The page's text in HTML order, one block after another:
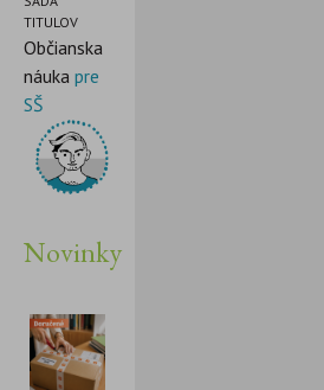
TITULOV
Občianska
náuka pre
SŠ
Novinky